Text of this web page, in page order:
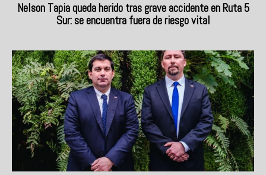
Nelson Tapia queda herido tras grave accidente en Ruta 5
Sur: se encuentra fuera de riesgo vital